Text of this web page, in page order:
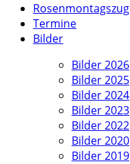
Rosenmontagszug
Termine
Bilder
Bilder 2026
Bilder 2025
Bilder 2024
Bilder 2023
Bilder 2022
Bilder 2020
Bilder 2019